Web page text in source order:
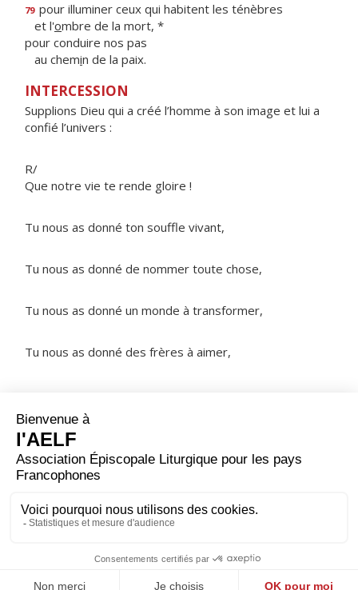
79 pour illuminer ceux qui habitent les ténèbres
et l'ombre de la mort, *
pour conduire nos pas
au chemin de la paix.
INTERCESSION
Supplions Dieu qui a créé l’homme à son image et lui a
confié l’univers :
R/
Que notre vie te rende gloire !
Tu nous as donné ton souffle vivant,
Tu nous as donné de nommer toute chose,
Tu nous as donné un monde à transformer,
Tu nous as donné des frères à aimer,
ORAISON
Dieu qui nous as fait parvenir au début de ce jour,
sauve-nous aujourd'hui par ta puissance : que nos
nos pensées, nos paroles et nos actes, nous cherchions
la justice du Royaume.